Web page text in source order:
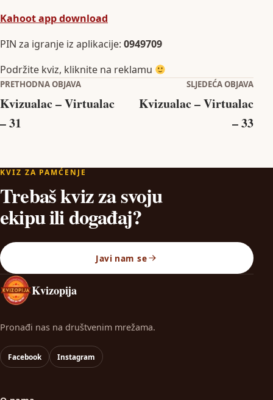
Kahoot app download
PIN za igranje iz aplikacije: 0949709
Podržite kviz, kliknite na reklamu
Navigacija objava
PRETHODNA OBJAVA
Kvizualac – Virtualac
– 31
SLJEDEĆA OBJAVA
Kvizualac – Virtualac
– 33
KVIZ ZA PAMĆENJE
Trebaš kviz za svoju
ekipu ili događaj?
Javi nam se
Kvizopija
Pronađi nas na društvenim mrežama.
Facebook Instagram